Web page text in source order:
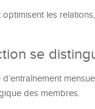
les
se
des membres.